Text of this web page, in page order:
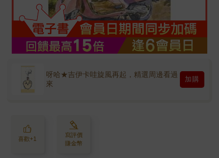
呀哈★吉伊卡哇旋風再起，精選周邊看過
來
加購
喜歡+1
寫評價
賺金幣